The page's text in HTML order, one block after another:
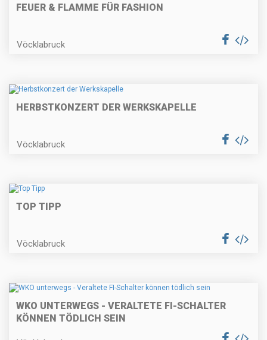
FEUER & FLAMME FÜR FASHION
Vöcklabruck
HERBSTKONZERT DER WERKSKAPELLE
Vöcklabruck
TOP TIPP
Vöcklabruck
WKO UNTERWEGS - VERALTETE FI-SCHALTER
KÖNNEN TÖDLICH SEIN